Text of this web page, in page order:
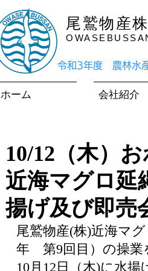
尾鷲物産
令和3年度 農林水
ホーム 会社紹介
10/12（木）
近海マグロ延
揚げ及び即売
尾鷲物産(株)近海マ
年　第9回目）の操
10月12日（木)に水